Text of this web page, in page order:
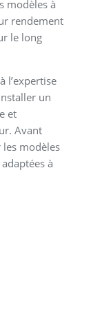
modèles à
rendement
le long
l’expertise
un
et
Avant
les modèles
à